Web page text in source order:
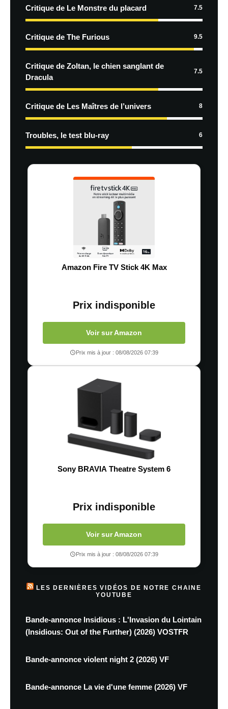
Critique de Le Monstre du placard 7.5
Critique de The Furious 9.5
Critique de Zoltan, le chien sanglant de
Dracula
7.5
Critique de Les Maîtres de l’univers 8
Troubles, le test blu-ray 6
Amazon Fire TV Stick 4K Max
Prix indisponible
Voir sur Amazon
Prix mis à jour : 08/08/2026 07:39
Sony BRAVIA Theatre System 6
Prix indisponible
Voir sur Amazon
Prix mis à jour : 08/08/2026 07:39
LES DERNIÈRES VIDÉOS DE NOTRE CHAINE
YOUTUBE
Bande-annonce Insidious : L'Invasion du Lointain
(Insidious: Out of the Further) (2026) VOSTFR
Bande-annonce violent night 2 (2026) VF
Bande-annonce La vie d'une femme (2026) VF